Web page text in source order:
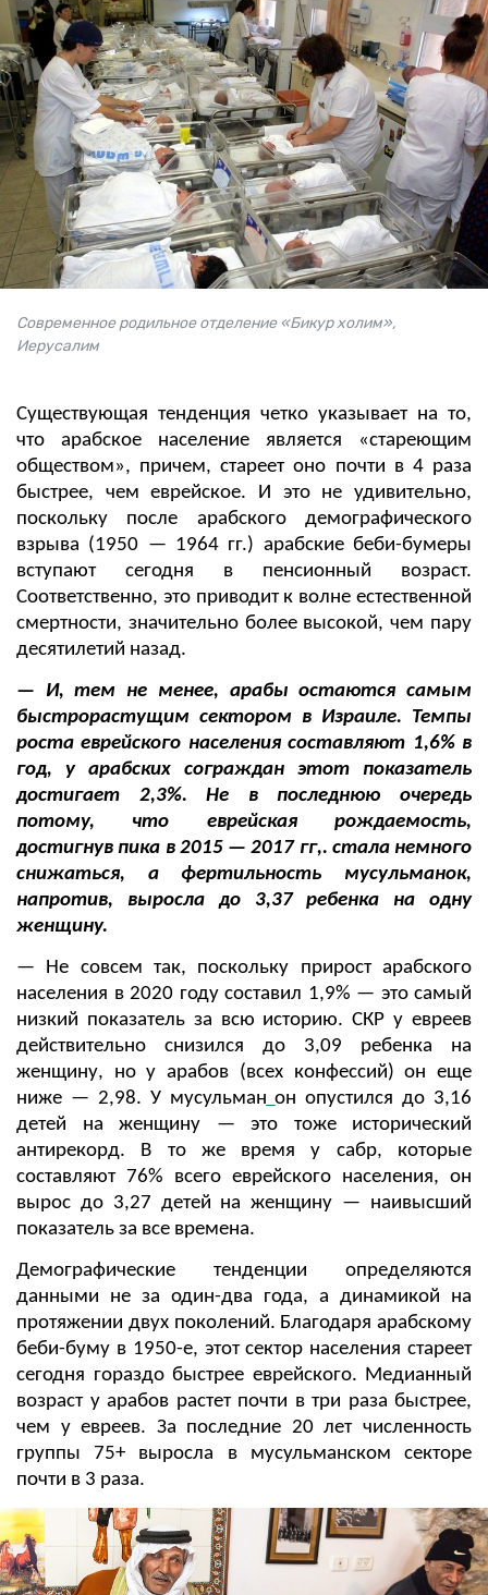
Современное родильное отделение «Бикур холим»,
Иерусалим
Существующая тенденция четко указывает на то,
что арабское население является «стареющим
обществом», причем, стареет оно почти в 4 раза
быстрее, чем еврейское. И это не удивительно,
поскольку после арабского демографического
взрыва (1950 — 1964 гг.) арабские беби-бумеры
вступают сегодня в пенсионный возраст.
Соответственно, это приводит к волне естественной
смертности, значительно более высокой, чем пару
десятилетий назад.
— И, тем не менее, арабы остаются самым
быстрорастущим сектором в Израиле. Темпы
роста еврейского населения составляют 1,6% в
год, у арабских сограждан этот показатель
достигает 2,3%. Не в последнюю очередь
потому, что еврейская рождаемость,
достигнув пика в 2015 — 2017 гг,. стала немного
снижаться, а фертильность мусульманок,
напротив, выросла до 3,37 ребенка на одну
женщину.
— Не совсем так, поскольку прирост арабского
населения в 2020 году составил 1,9% — это самый
низкий показатель за всю историю. СКР у евреев
действительно снизился до 3,09 ребенка на
женщину, но у арабов (всех конфессий) он еще
ниже — 2,98. У мусульман он опустился до 3,16
детей на женщину — это тоже исторический
антирекорд. В то же время у сабр, которые
составляют 76% всего еврейского населения, он
вырос до 3,27 детей на женщину — наивысший
показатель за все времена.
Демографические тенденции определяются
данными не за один-два года, а динамикой на
протяжении двух поколений. Благодаря арабскому
беби-буму в 1950-е, этот сектор населения стареет
сегодня гораздо быстрее еврейского. Медианный
возраст у арабов растет почти в три раза быстрее,
чем у евреев. За последние 20 лет численность
группы 75+ выросла в мусульманском секторе
почти в 3 раза.